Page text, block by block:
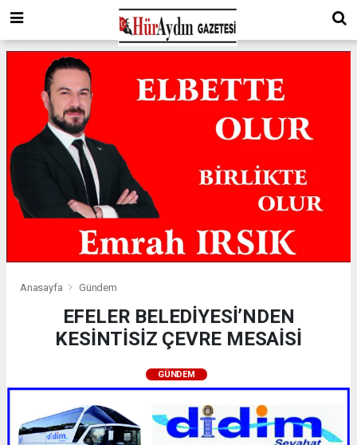
Anasayfa Gündem
EFELER BELEDİYESİ’NDEN
KESİNTİSİZ ÇEVRE MESAİSİ
GÜNDEM